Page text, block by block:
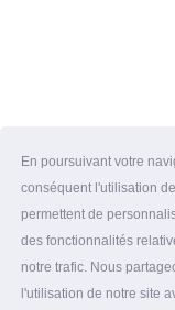
En poursuivant votre
conséquent l'utilisation
permettent de
des fonctionnalités
notre trafic. Nous
l'utilisation de notre site